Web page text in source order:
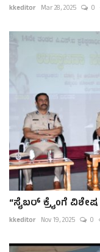
kkeditor Mar 28, 2025 0
“ಸೈಬರ್ ಕ್ರೈಂಗೆ
kkeditor Nov 19, 2025 0